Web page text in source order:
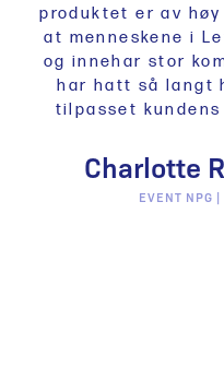
produktet er av
at menneskene i
og innehar stor
har hatt så langt
tilpasset
Charlotte
EVENT NPG |